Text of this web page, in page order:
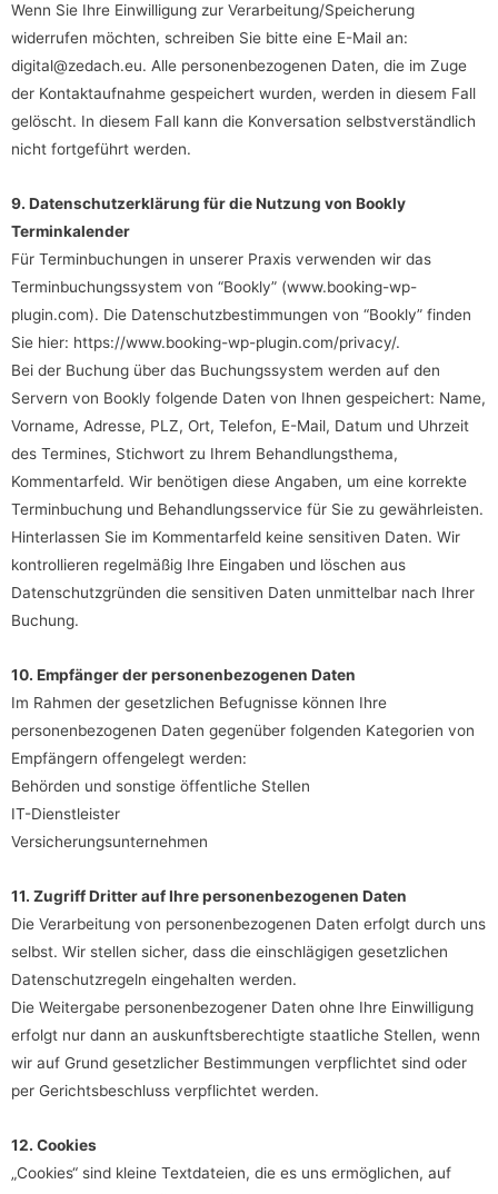
Wenn Sie Ihre Einwilligung zur Verarbeitung/Speicherung
widerrufen möchten, schreiben Sie bitte eine E-Mail an:
digital@zedach.eu. Alle personenbezogenen Daten, die im Zuge
der Kontaktaufnahme gespeichert wurden, werden in diesem Fall
gelöscht. In diesem Fall kann die Konversation selbstverständlich
nicht fortgeführt werden.
9. Datenschutzerklärung für die Nutzung von Bookly
Terminkalender
Für Terminbuchungen in unserer Praxis verwenden wir das
Terminbuchungssystem von “Bookly” (www.booking-wp-
plugin.com). Die Datenschutzbestimmungen von “Bookly” finden
Sie hier: https://www.booking-wp-plugin.com/privacy/.
Bei der Buchung über das Buchungssystem werden auf den
Servern von Bookly folgende Daten von Ihnen gespeichert: Name,
Vorname, Adresse, PLZ, Ort, Telefon, E-Mail, Datum und Uhrzeit
des Termines, Stichwort zu Ihrem Behandlungsthema,
Kommentarfeld. Wir benötigen diese Angaben, um eine korrekte
Terminbuchung und Behandlungsservice für Sie zu gewährleisten.
Hinterlassen Sie im Kommentarfeld keine sensitiven Daten. Wir
kontrollieren regelmäßig Ihre Eingaben und löschen aus
Datenschutzgründen die sensitiven Daten unmittelbar nach Ihrer
Buchung.
10. Empfänger der personenbezogenen Daten
Im Rahmen der gesetzlichen Befugnisse können Ihre
personenbezogenen Daten gegenüber folgenden Kategorien von
Empfängern offengelegt werden:
Behörden und sonstige öffentliche Stellen
IT-Dienstleister
Versicherungsunternehmen
11. Zugriff Dritter auf Ihre personenbezogenen Daten
Die Verarbeitung von personenbezogenen Daten erfolgt durch uns
selbst. Wir stellen sicher, dass die einschlägigen gesetzlichen
Datenschutzregeln eingehalten werden.
Die Weitergabe personenbezogener Daten ohne Ihre Einwilligung
erfolgt nur dann an auskunftsberechtigte staatliche Stellen, wenn
wir auf Grund gesetzlicher Bestimmungen verpflichtet sind oder
per Gerichtsbeschluss verpflichtet werden.
12. Cookies
„Cookies“ sind kleine Textdateien, die es uns ermöglichen, auf